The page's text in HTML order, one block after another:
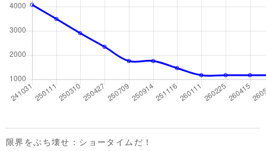
限界をぶち壊せ：ショータイムだ！